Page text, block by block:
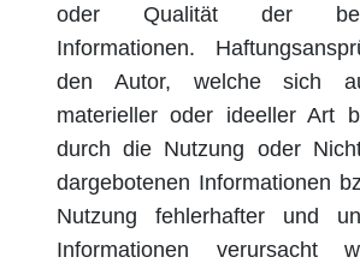
oder Qualität der
Informationen.
den Autor, welche sich
materieller oder ideeller Art
durch die Nutzung oder
dargebotenen Informationen
Nutzung fehlerhafter und
Informationen verursacht